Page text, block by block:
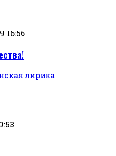
16:56
лирика